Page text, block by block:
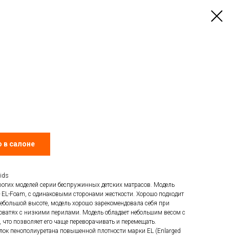
в салоне
моделей серии беспружинных детских матрасов. Модель
Foam, с одинаковыми сторонами жесткости. Хорошо подходит
высоте, модель хорошо зарекомендовала себя при
с низкими перилами. Модель обладает небольшим весом с
позволяет его чаще переворачивать и перемещать.
пенополиуретана повышенной плотности марки EL (Enlarged